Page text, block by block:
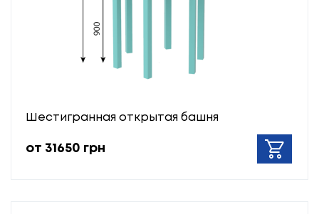
Шестигранная открытая башня
от 31650 грн